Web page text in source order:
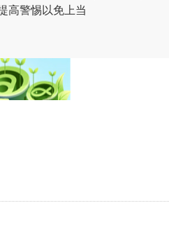
高警惕以免上当